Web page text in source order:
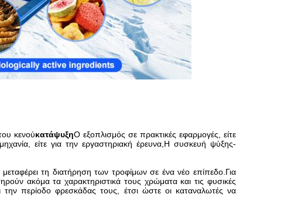
κενούκατάψυξηΟ εξοπλισμός σε πρακτικές εφαρμογές, είτε
είτε για την εργαστηριακή έρευνα,Η συσκευή ψύξης-
τη διατήρηση των τροφίμων σε ένα νέο επίπεδο.Για
ακόμα τα χαρακτηριστικά τους χρώματα και τις φυσικές
περίοδο φρεσκάδας τους, έτσι ώστε οι καταναλωτές να